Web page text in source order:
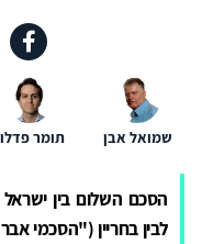
שמואל אבן תומר
הסכם השלום בין
לבין בחריין ("הסכמי